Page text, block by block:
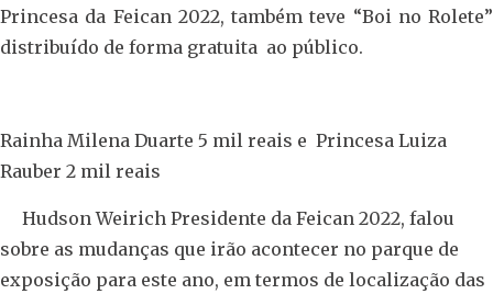
Princesa da Feican 2022, também teve “Boi no Rolete”
distribuído de forma gratuita ao público.
Rainha Milena Duarte 5 mil reais e Princesa Luiza
Rauber 2 mil reais
Hudson Weirich Presidente da Feican 2022, falou
sobre as mudanças que irão acontecer no parque de
exposição para este ano, em termos de localização das